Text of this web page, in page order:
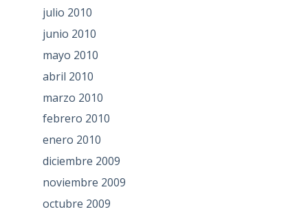
julio 2010
junio 2010
mayo 2010
abril 2010
marzo 2010
febrero 2010
enero 2010
diciembre 2009
noviembre 2009
octubre 2009